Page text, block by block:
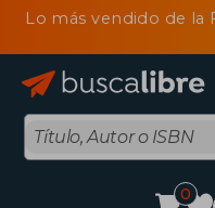
Lo más vendido de la
0